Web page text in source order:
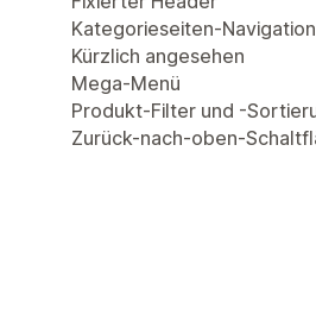
Kategorieseiten-Navigation
Kürzlich angesehen
Mega-Menü
Produkt-Filter und -
Zurück-nach-oben-